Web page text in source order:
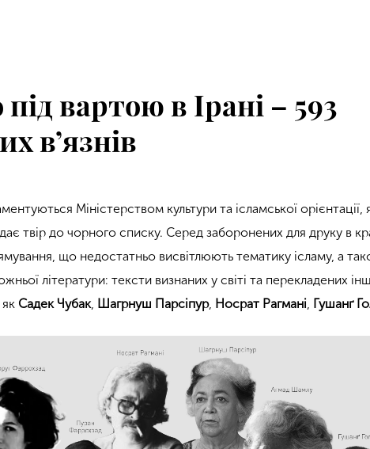
вартою в Ірані – 593
в’язнів
Міністерством культури та ісламської орієнтації,
твір до чорного списку. Серед заборонених для друку в
що недостатньо висвітлюють тематику ісламу, а
літератури: тексти визнаних у світі та перекладених
Садек Чубак, Шагрнуш Парсіпур, Носрат Рагмані, Гушанґ